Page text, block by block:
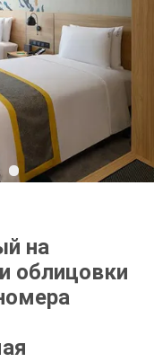
на
облицовки